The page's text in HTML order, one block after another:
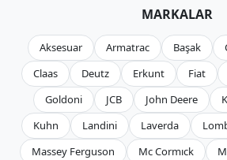
MARKALAR
Aksesuar Armatrac Başak
Claas
Deutz Erkunt Fiat
Goldoni
JCB John Deere
Kuhn
Landini Laverda
Massey Ferguson
Mc Cormıck